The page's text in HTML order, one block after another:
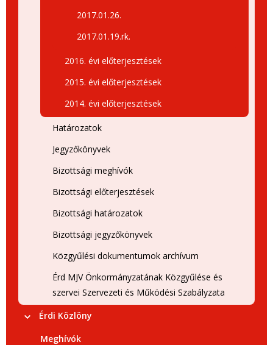
2017.01.26.
2017.01.19.rk.
2016. évi előterjesztések
2015. évi előterjesztések
2014. évi előterjesztések
Határozatok
Jegyzőkönyvek
Bizottsági meghívók
Bizottsági előterjesztések
Bizottsági határozatok
Bizottsági jegyzőkönyvek
Közgyűlési dokumentumok archívum
Érd MJV Önkormányzatának Közgyűlése és
szervei Szervezeti és Működési Szabályzata
Érdi Közlöny
Meghívók